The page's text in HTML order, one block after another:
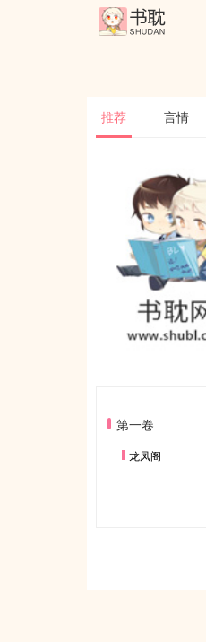
推荐 言情
第一卷
龙凤阁